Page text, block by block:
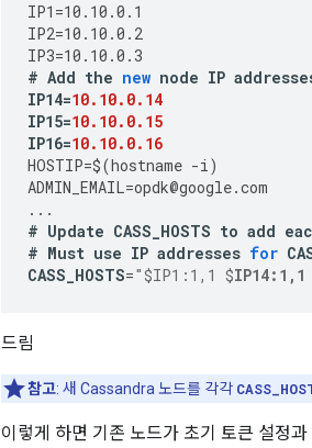
IP1 =10.10.0.1
IP2=10.10.0.2
IP3=10.10.0.3
# Add the new node IP
IP14=10.10.0.14
IP15=10.10.0.15
IP16=10.10.0.16
HOSTIP=$(hostname -i)
ADMIN_EMAIL=opdk@google.com
...
# Update CASS_HOSTS to add
# Must use IP addresses for
CASS_HOSTS="$IP1:1,1 $IP14:1,1
드림
참고: 새 Cassandra 노드를 각각
이렇게 하면 기존 노드가 초기 토큰 설정